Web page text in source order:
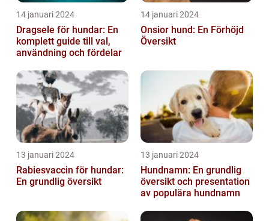
14 januari 2024
Dragsele för hundar: En
komplett guide till val,
användning och fördelar
14 januari 2024
Onsior hund: En Förhöjd
Översikt
13 januari 2024
Rabiesvaccin för hundar:
En grundlig översikt
13 januari 2024
Hundnamn: En grundlig
översikt och presentation
av populära hundnamn